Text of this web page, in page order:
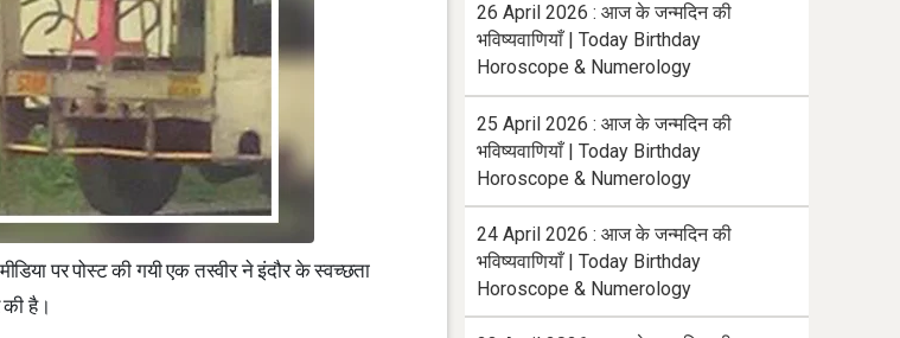
पर पोस्ट की गयी एक तस्वीर ने इंदौर के स्वच्छता
है।
26 April 2026 : आज के जन्मदिन की
भविष्यवाणियाँ | Today Birthday
Horoscope & Numerology
25 April 2026 : आज के जन्मदिन की
भविष्यवाणियाँ | Today Birthday
Horoscope & Numerology
24 April 2026 : आज के जन्मदिन की
भविष्यवाणियाँ | Today Birthday
Horoscope & Numerology